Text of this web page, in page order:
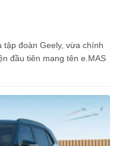
đoàn Geely, vừa chính
đầu tiên mang tên e.MAS